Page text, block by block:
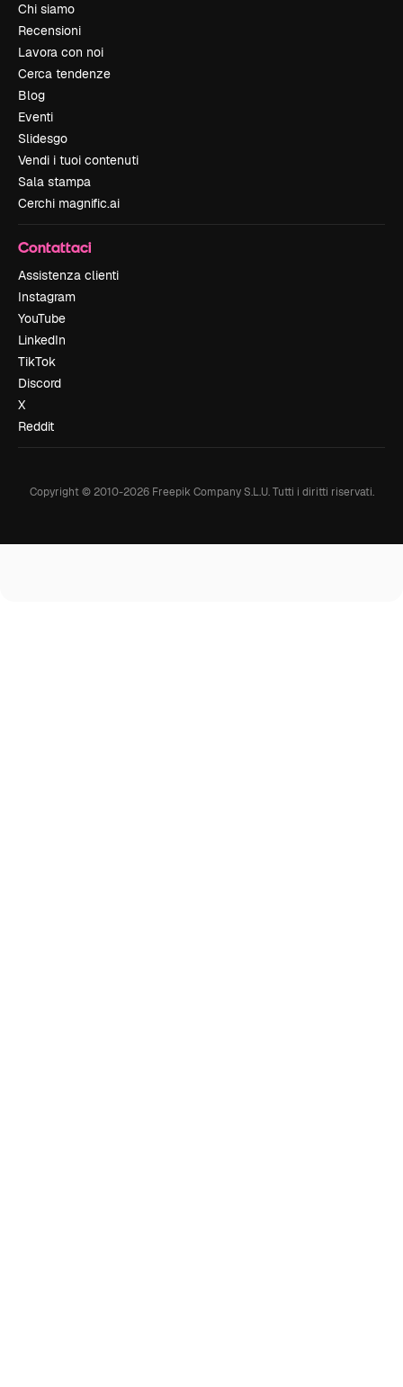
Chi siamo
Recensioni
Lavora con noi
Cerca tendenze
Blog
Eventi
Slidesgo
Vendi i tuoi contenuti
Sala stampa
Cerchi magnific.ai
Contattaci
Assistenza clienti
Instagram
YouTube
LinkedIn
TikTok
Discord
X
Reddit
Copyright © 2010-2026Freepik Company S.L.U. Tutti i diritti riservati.